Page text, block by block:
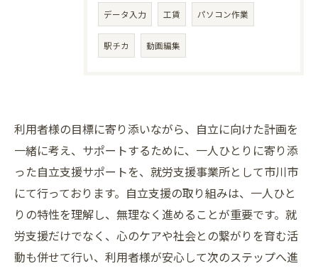
データ入力 工賃 パソコン作業
駅チカ 動画編集
利用者様の目標に寄り添いながら、自立に向けた計画を
一緒に考え、サポートするために、一人ひとりに寄り添
った自立支援サポートを、就労支援事業所として市川市
にて行っております。自立支援の取り組みは、一人ひと
りの特性を理解し、無理なく進めることが重要です。就
労支援だけでなく、心のケアや社会との繋がりを育む活
動も併せて行い、利用者様が安心して次のステップへ進